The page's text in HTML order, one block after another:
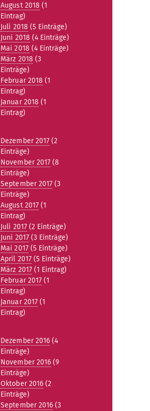
August 2018 (1
Eintrag)
Juli 2018 (5 Einträge)
Juni 2018 (4 Einträge)
Mai 2018 (4 Einträge)
März 2018 (3
Einträge)
Februar 2018 (1
Eintrag)
Januar 2018 (1
Eintrag)
Dezember 2017 (2
Einträge)
November 2017 (8
Einträge)
September 2017 (3
Einträge)
August 2017 (1
Eintrag)
Juli 2017(2 Einträge)
Juni 2017(3 Einträge)
Mai 2017(5 Einträge)
April 2017 (5 Einträge)
März 2017(1 Eintrag)
Februar 2017 (1
Eintrag)
Januar 2017 (1
Eintrag)
Dezember 2016 (4
Einträge)
November 2016 (9
Einträge)
Oktober 2016 (2
Einträge)
September 2016 (3